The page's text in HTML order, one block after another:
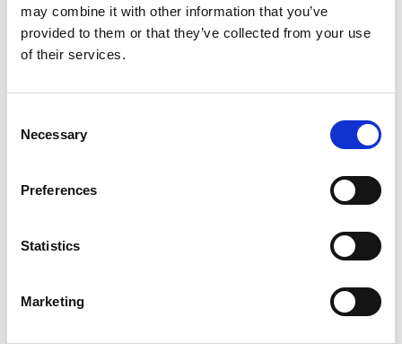
may combine it with other information that you’ve
provided to them or that they’ve collected from your use
of their services.
Selection
Necessary
Preferences
Statistics
Marketing
scena artistica ceca e contribuire alla sua crescita.
Ha dedicato la sua tesi di dottorato
con l’arrivo dell’intelligenza artificiale, è un grande
lo percepiva così. L’appropriazione nella fotografia e i
suoi limiti giuridici erano allora un tema piuttosto
marginale, discusso più o meno solo nell’ambiente
artistico, e pochissimo in quello giuridico. Dato il mio
prestava bene, così ho iniziato, tramite casi studio, a